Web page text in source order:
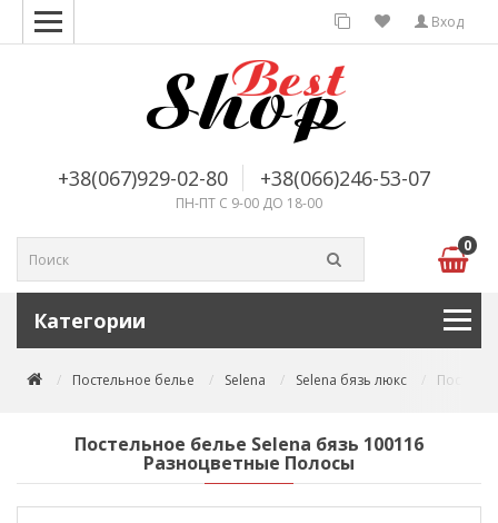
Вход
+38(067)929-02-80 +38(066)246-53-07
ПН-ПТ С 9-00 ДО 18-00
0
Категории
Постельное белье Selena Selena бязь люкс
Постельное белье Selena бязь 100116
Разноцветные Полосы